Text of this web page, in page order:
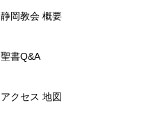
静岡教会 概要
聖書Q&A
アクセス 地図